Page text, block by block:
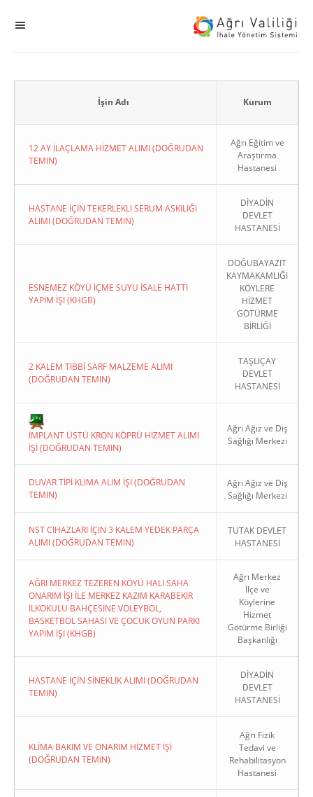
KHGB
İşin Adı Kurum
12 AY İLAÇLAMA HİZMET ALIMI (DOĞRUDAN
TEMIN)
Ağrı Eğitim ve
Araştırma
Hastanesi
HASTANE İÇİN TEKERLEKLİ SERUM ASKILIĞI
ALIMI (DOĞRUDAN TEMIN)
DİYADİN
DEVLET
HASTANESİ
ESNEMEZ KÖYÜ İÇME SUYU İSALE HATTI
YAPIM İŞI (KHGB)
DOĞUBAYAZIT
KAYMAKAMLIĞI
KÖYLERE
HİZMET
GÖTÜRME
BİRLİĞİ
2 KALEM TIBBİ SARF MALZEME ALIMI
(DOĞRUDAN TEMIN)
TAŞLIÇAY
DEVLET
HASTANESİ
İMPLANT ÜSTÜ KRON KÖPRÜ HİZMET ALIMI
İŞİ (DOĞRUDAN TEMIN)
Ağrı Ağız ve Diş
Sağlığı Merkezi
DUVAR TİPİ KLİMA ALIM İŞİ (DOĞRUDAN
TEMIN)
Ağrı Ağız ve Diş
Sağlığı Merkezi
NST CIHAZLARI İÇIN 3 KALEM YEDEK PARÇA
ALIMI (DOĞRUDAN TEMIN)
TUTAK DEVLET
HASTANESİ
AĞRI MERKEZ TEZEREN KÖYÜ HALI SAHA
ONARIM İŞI İLE MERKEZ KAZIM KARABEKIR
İLKOKULU BAHÇESINE VOLEYBOL,
BASKETBOL SAHASI VE ÇOCUK OYUN PARKI
YAPIM İŞI (KHGB)
Ağrı Merkez
İlçe ve
Köylerine
Hizmet
Götürme Birliği
Başkanlığı
HASTANE İÇİN SİNEKLİK ALIMI (DOĞRUDAN
TEMIN)
DİYADİN
DEVLET
HASTANESİ
KLİMA BAKIM VE ONARIM HİZMET İŞİ
(DOĞRUDAN TEMIN)
Ağrı Fizik
Tedavi ve
Rehabilitasyon
Hastanesi